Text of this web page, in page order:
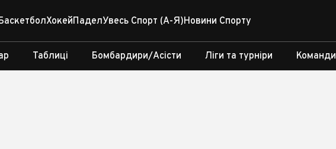
ХокейПаделУвесь Спорт (А-Я)Новини Спорту
Таблиці Бомбардири/Асісти Ліги та турніри Команди